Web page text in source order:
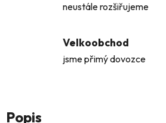
neustále rozšiřujeme
Velkoobchod
jsme přimý dovozce
Popis